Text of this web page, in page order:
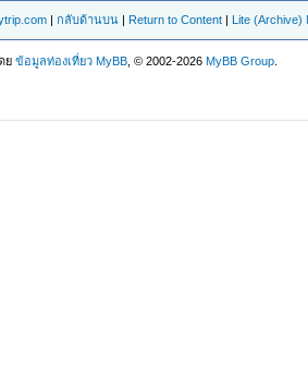
|กลับด้านบน | Return to Content | Lite (Archive)
ยข้อมูลท่องเที่ยว MyBB , © 2002-2026MyBB Group